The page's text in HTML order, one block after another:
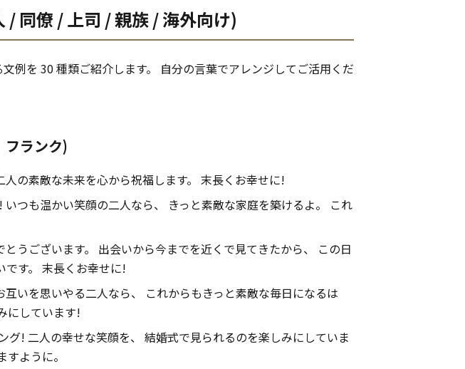
/ 同僚 / 上司 / 親族 / 海外向け)
例を 30 種類ご紹介します。 自分の言葉でアレンジしてご活用くだ
フランク)
人の素敵な未来を心から祝福します。 末長くお幸せに!
いつも温かい笑顔の二人なら、 きっと素敵な家庭を築けるよ。 これ
とうございます。 出会いから今までを近くで見てきたから、 この日
です。 末長くお幸せに!
いを思いやる二人なら、 これからもきっと素敵な毎日になるは
にしています!
グ! 二人の幸せな笑顔を、 結婚式で見られるのを楽しみにしていま
ように。